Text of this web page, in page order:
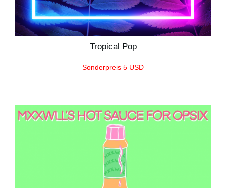
Tropical Pop
Sonderpreis 5 USD